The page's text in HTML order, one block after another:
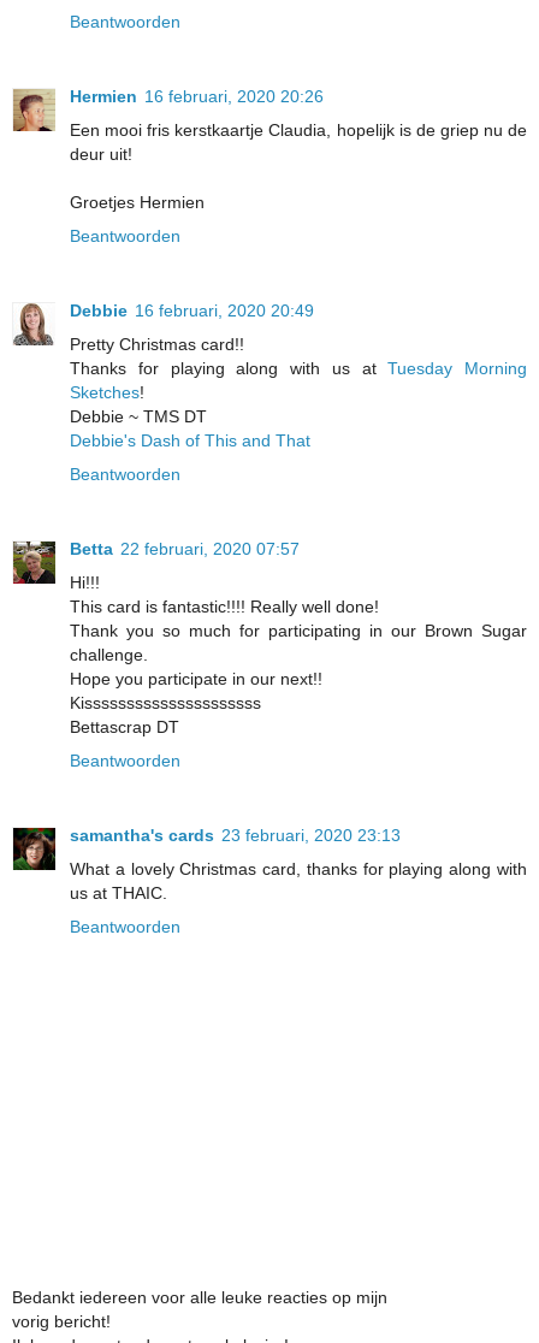
Beantwoorden
Hermien 16 februari, 2020 20:26
Een mooi fris kerstkaartje Claudia, hopelijk is de griep nu de
deur uit!
Groetjes Hermien
Beantwoorden
Debbie 16 februari, 2020 20:49
Pretty Christmas card!!
Thanks for playing along with us atTuesday Morning
Sketches!
Debbie ~ TMS DT
Debbie's Dash of This and That
Beantwoorden
Betta 22 februari, 2020 07:57
Hi!!!
This card is fantastic!!!! Really well done!
Thank you so much for participating in our Brown Sugar
challenge.
Hope you participate in our next!!
Kisssssssssssssssssssss
Bettascrap DT
Beantwoorden
samantha's cards 23 februari, 2020 23:13
What a lovely Christmas card, thanks for playing along with
us at THAIC.
Beantwoorden
Bedankt iedereen voor alle leuke reacties op mijn
vorig bericht!